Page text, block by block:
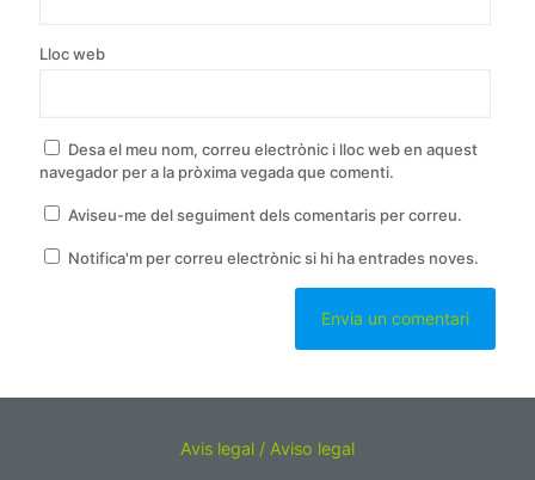
Lloc web
Desa el meu nom, correu electrònic i lloc web en aquest
navegador per a la pròxima vegada que comenti.
Aviseu-me del seguiment dels comentaris per correu.
Notifica'm per correu electrònic si hi ha entrades noves.
Avis legal / Aviso legal